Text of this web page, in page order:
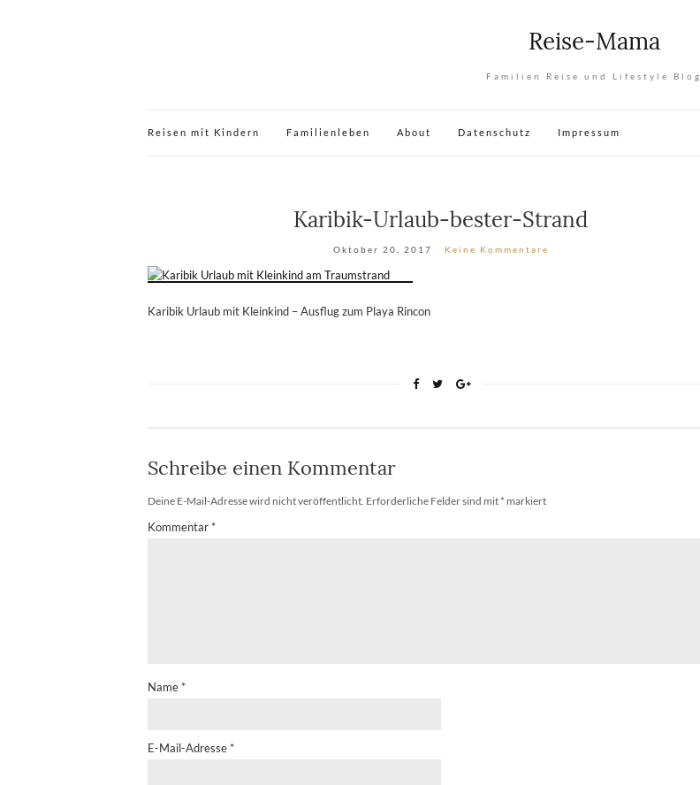
Reise-Mama
Familien Reise und Lifestyle Blog
Reisen mit Kindern Familienleben About Datenschutz Impressum
Karibik-Urlaub-bester-Strand
Oktober 20, 2017 Keine Kommentare
Karibik Urlaub mit Kleinkind – Ausflug zum Playa Rincon
Schreibe einen Kommentar
Deine E-Mail-Adresse wird nicht veröffentlicht. Erforderliche Felder sind mit * markiert
Kommentar *
Name *
E-Mail-Adresse *